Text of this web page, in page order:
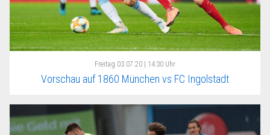
Freitag 03.07.20 | 14:30 Uhr
Vorschau auf 1860 München vs FC Ingolstadt